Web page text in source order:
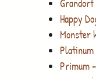
Grandorf
Happy
Monster
Platinum
Primum